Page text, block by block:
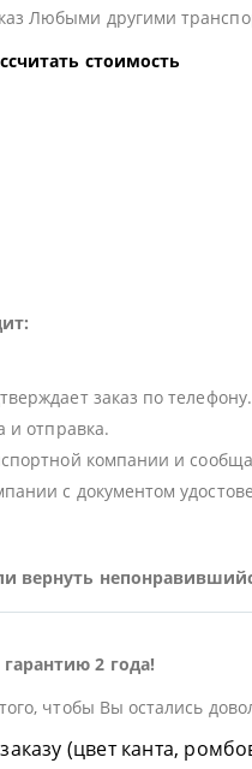
Любыми другими
стоимость
заказ по телефону.
и отправка.
компании и
с документом
вернуть
2 года!
чтобы Вы остались
(цвет канта,